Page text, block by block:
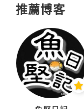
推薦博客